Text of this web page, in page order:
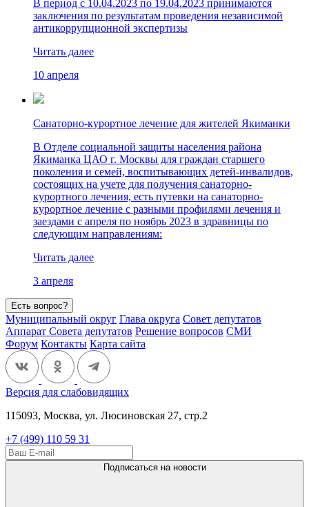
В период с 10.04.2023 по 19.04.2023 принимаются
заключения по результатам проведения независимой
антикоррупционной экспертизы
Читать далее
10 апреля
Санаторно-курортное лечение для жителей Якиманки
В Отделе социальной защиты населения района
Якиманка ЦАО г. Москвы для граждан старшего
поколения и семей, воспитывающих детей-инвалидов,
состоящих на учете для получения санаторно-
курортного лечения, есть путевки на санаторно-
курортное лечение с разными профилями лечения и
заездами с апреля по ноябрь 2023 в здравницы по
следующим направлениям:
Читать далее
3 апреля
Есть вопрос?
Муниципальный округ Глава округа Совет депутатов
Аппарат Совета депутатов Решение вопросов СМИ
Форум Контакты Карта сайта
Версия для слабовидящих
115093, Москва, ул. Люсиновская 27, стр.2
+7 (499) 110 59 31
Подписаться на новости